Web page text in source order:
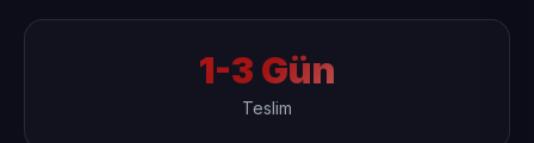
1-3 Gün
Teslim